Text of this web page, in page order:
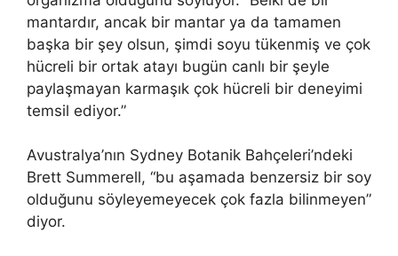
mantardır, ancak bir mantar ya da tamamen
başka bir şey olsun, şimdi soyu tükenmiş ve çok
hücreli bir ortak atayı bugün canlı bir şeyle
paylaşmayan karmaşık çok hücreli bir deneyimi
temsil ediyor.”
Avustralya’nın Sydney Botanik Bahçeleri’ndeki
Brett Summerell, “bu aşamada benzersiz bir soy
olduğunu söyleyemeyecek çok fazla bilinmeyen”
diyor.